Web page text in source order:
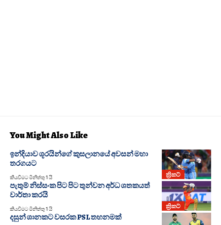
You Might Also Like
ක්‍රිකට්
ඉන්දියාව ශූරයින්ගේ කුසලානයේ අවසන් මහා
තරගයට
කියවීමට මිනිත්තු 1 යි
ක්‍රිකට්
පැතුම් නිස්සංක පිට පිට තුන්වන අර්ධ ශතකයත්
වාර්තා කරයි
කියවීමට මිනිත්තු 1 යි
දසුන් ශානකට වසරක PSL තහනමක්